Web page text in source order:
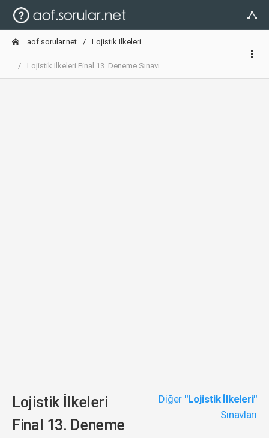
aof.sorular.net Lojistik İlkeleri
Lojistik İlkeleri Final 13. Deneme Sınavı
Lojistik İlkeleri
Final 13. Deneme
Diğer "Lojistik İlkeleri"
Sınavları